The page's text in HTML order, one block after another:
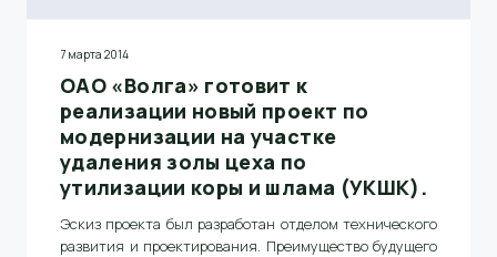
7 марта 2014
ОАО «Волга» готовит к
реализации новый проект по
модернизации на участке
удаления золы цеха по
утилизации коры и шлама (УКШК).
Эскиз проекта был разработан отделом технического
развития и проектирования. Преимущество будущего